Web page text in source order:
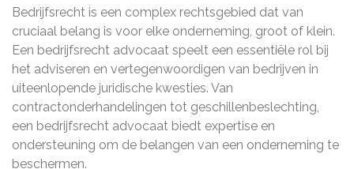
Bedrijfsrecht is een complex rechtsgebied dat van
cruciaal belang is voor elke onderneming, groot of klein.
Een bedrijfsrecht advocaat speelt een essentiële rol bij
het adviseren en vertegenwoordigen van bedrijven in
uiteenlopende juridische kwesties. Van
contractonderhandelingen tot geschillenbeslechting,
een bedrijfsrecht advocaat biedt expertise en
ondersteuning om de belangen van een onderneming te
beschermen.